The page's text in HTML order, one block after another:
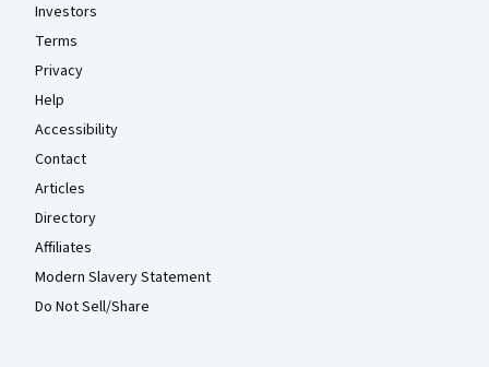
Investors
Terms
Privacy
Help
Accessibility
Contact
Articles
Directory
Affiliates
Modern Slavery Statement
Do Not Sell/Share